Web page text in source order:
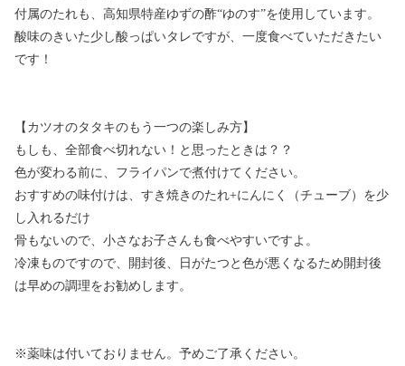
付属のたれも、高知県特産ゆずの酢“ゆのす”を使用しています。
酸味のきいた少し酸っぱいタレですが、一度食べていただきたい
です！
【カツオのタタキのもう一つの楽しみ方】
もしも、全部食べ切れない！と思ったときは？？
色が変わる前に、フライパンで煮付けてください。
おすすめの味付けは、すき焼きのたれ+にんにく（チューブ）を少
し入れるだけ
骨もないので、小さなお子さんも食べやすいですよ。
冷凍ものですので、開封後、日がたつと色が悪くなるため開封後
は早めの調理をお勧めします。
※薬味は付いておりません。予めご了承ください。